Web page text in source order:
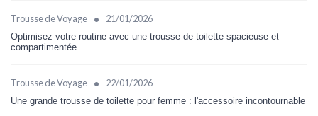
Trousse de Voyage • 21/01/2026
Optimisez votre routine avec une trousse de toilette spacieuse et
compartimentée
Trousse de Voyage • 22/01/2026
Une grande trousse de toilette pour femme : l'accessoire incontournable